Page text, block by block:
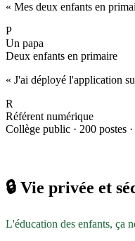
« Mes deux enfants en
P
Un papa
Deux enfants en primaire
« J'ai déployé l'application
R
Référent numérique
Collège public · 200 postes
🔒 Vie privée et
L'éducation des enfants, ça